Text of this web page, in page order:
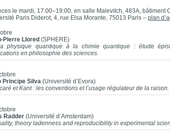
le mardi, 17:00–19:00, en salle Malevitch, 483A, bâtiment
Paris Diderot, 4, rue Elsa Morante, 75013 Paris – plan
Pierre Llored (SPHERE)
physique quantique à la chimie quantique : étude
en philosophie des sciences.
Principe Silva (Université d’Evora)
et Kant : les conventions et l’usage régulateur de la raison.
Radder (Université d’Amsterdam)
theory ladenness and reproducibility in experimental